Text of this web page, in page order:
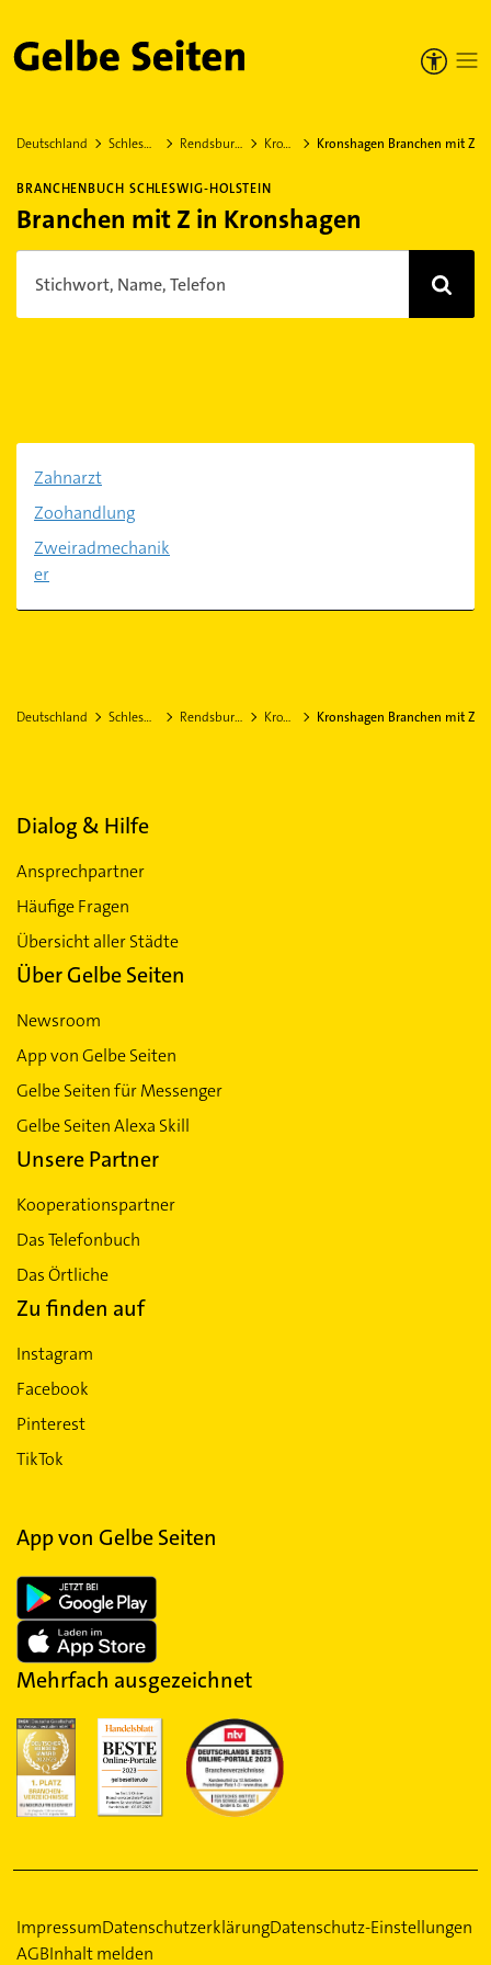
Gelbe Seiten
Deutschland Schleswig-Holstein Rendsburg-Eckernförde Kronshagen Kronshagen Branchen mit Z
BRANCHENBUCH SCHLESWIG-HOLSTEIN
Branchen mit Z in Kronshagen
Stichwort, Name, Telefon
Zahnarzt
Zoohandlung
Zweiradmechanik
er
Deutschland Schleswig-Holstein Rendsburg-Eckernförde Kronshagen Kronshagen Branchen mit Z
Dialog & Hilfe
Ansprechpartner
Häufige Fragen
Übersicht aller Städte
Über Gelbe Seiten
Newsroom
App von Gelbe Seiten
Gelbe Seiten für Messenger
Gelbe Seiten Alexa Skill
Unsere Partner
Kooperationspartner
Das Telefonbuch
Das Örtliche
Zu finden auf
Instagram
Facebook
Pinterest
TikTok
App von Gelbe Seiten
Mehrfach ausgezeichnet
ImpressumDatenschutzerklärungDatenschutz-Einstellungen
AGBInhalt melden